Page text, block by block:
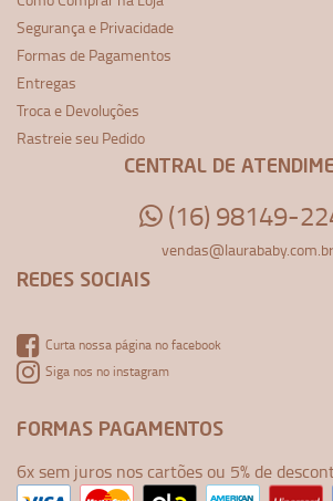
Segurança e Privacidade
Formas de Pagamentos
Entregas
Troca e Devoluções
Rastreie seu Pedido
CENTRAL DE
(16) 98149-
vendas@laurababy.com.br
REDES SOCIAIS
Curta nossa página no facebook
Siga nos no instagram
FORMAS PAGAMENTOS
6x sem juros nos cartões ou 5% de